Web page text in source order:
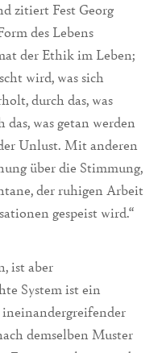
zitiert Fest Georg
des Lebens
der Ethik im Leben;
wird, was sich
durch das, was
was getan werden
Unlust. Mit anderen
über die Stimmung,
der ruhigen Arbeit
gespeist wird.“
ist aber
System ist ein
ineinandergreifender
demselben Muster